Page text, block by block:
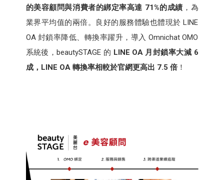
的美容顧問與消費者的綁定率高達 71%的成績 ，為
業界平均值的兩倍。良好的服務體驗也體現於 LINE
OA 封鎖率降低、轉換率躍升，導入 Omnichat OMO
系統後，beautySTAGE 的 LINE OA 月封鎖率大減 6
成，LINE OA 轉換率相較於官網更高出 7.5 倍！